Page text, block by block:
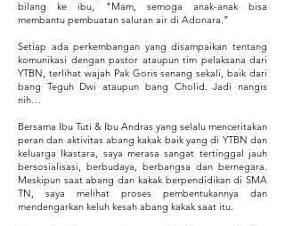
bilang ke ibu, "Mam, semoga anak-anak bisa
membantu pembuatan saluran air di Adonara.”
Setiap ada perkembangan yang disampaikan tentang
komunikasi dengan pastor ataupun tim pelaksana dari
YTBN, terlihat wajah Pak Goris senang sekali, baik dari
bang Teguh Dwi ataupun bang Cholid. Jadi nangis
nih…
Bersama Ibu Tuti & Ibu Andras yang selalu menceritakan
peran dan aktivitas abang kakak baik yang di YTBN dan
keluarga Ikastara, saya merasa sangat tertinggal jauh
bersosialisasi, berbudaya, berbangsa dan bernegara.
Meskipun saat abang dan kakak berpendidikan di SMA
TN, saya melihat proses pembentukannya dan
mendengarkan keluh kesah abang kakak saat itu.